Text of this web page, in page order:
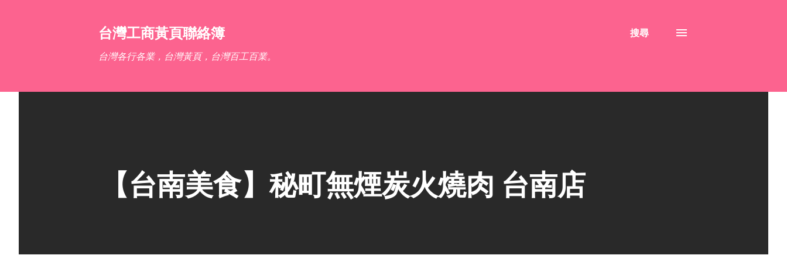
台灣工商黃頁聯絡簿
台灣各行各業，台灣黃頁，台灣百工百業。
搜尋
【台南美食】秘町無煙炭火燒肉 台南店